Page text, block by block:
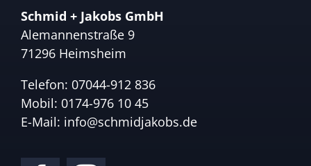
Schmid + Jakobs GmbH
Alemannenstraße 9
71296 Heimsheim
Telefon: 07044-912 836
Mobil: 0174-976 10 45
E-Mail: info@schmidjakobs.de